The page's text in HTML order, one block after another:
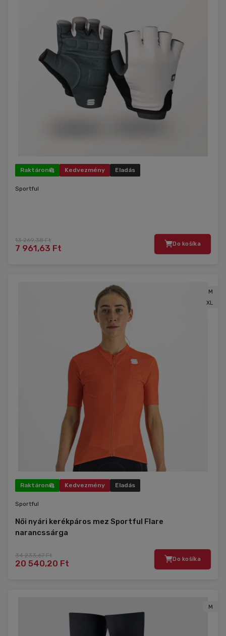
Raktáron Kedvezmény Eladás
Sportful
13 269,38 Ft
7 961,63 Ft Do košíka
M
XL
Raktáron Kedvezmény Eladás
Sportful
Női nyári kerékpáros mez Sportful Flare
narancssárga
34 233,67 Ft
20 540,20 Ft Do košíka
M